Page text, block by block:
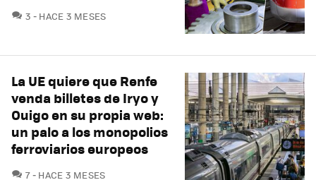
3 COMENTARIOS
HACE 3 MESES
La UE quiere que Renfe
venda billetes de Iryo y
Ouigo en su propia web:
un palo a los monopolios
ferroviarios europeos
7COMENTARIOS
HACE 3 MESES